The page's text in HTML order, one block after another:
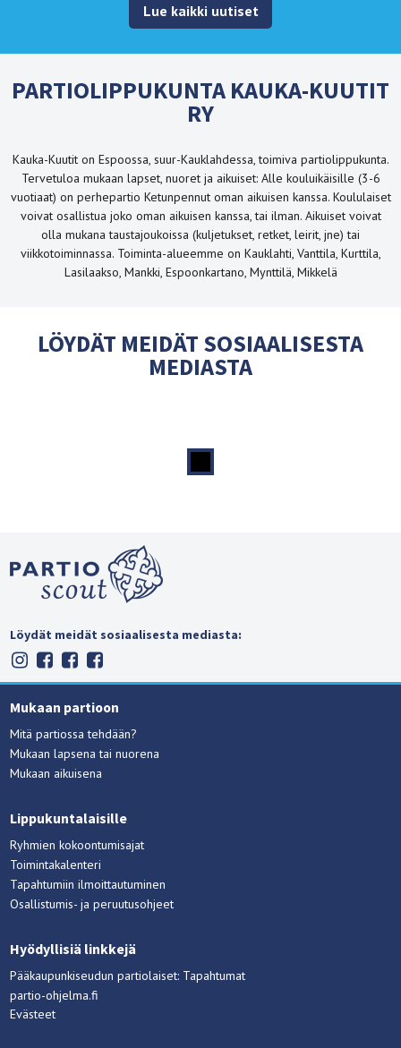
Lue kaikki uutiset
PARTIOLIPPUKUNTA KAUKA-KUUTIT
RY
Kauka-Kuutit on Espoossa, suur-Kauklahdessa, toimiva partiolippukunta.
Tervetuloa mukaan lapset, nuoret ja aikuiset: Alle kouluikäisille (3-6
vuotiaat) on perhepartio Ketunpennut oman aikuisen kanssa. Koululaiset
voivat osallistua joko oman aikuisen kanssa, tai ilman. Aikuiset voivat
olla mukana taustajoukoissa (kuljetukset, retket, leirit, jne) tai
viikkotoiminnassa. Toiminta-alueemme on Kauklahti, Vanttila, Kurttila,
Lasilaakso, Mankki, Espoonkartano, Mynttilä, Mikkelä
LÖYDÄT MEIDÄT SOSIAALISESTA
MEDIASTA
Löydät meidät sosiaalisesta mediasta:
Mukaan partioon
Mitä partiossa tehdään?
Mukaan lapsena tai nuorena
Mukaan aikuisena
Lippukuntalaisille
Ryhmien kokoontumisajat
Toimintakalenteri
Tapahtumiin ilmoittautuminen
Osallistumis- ja peruutusohjeet
Hyödyllisiä linkkejä
Pääkaupunkiseudun partiolaiset: Tapahtumat
partio-ohjelma.fi
Evästeet